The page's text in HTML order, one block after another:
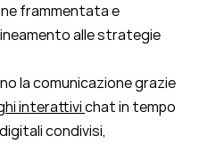
frammentata e
alle strategie
la comunicazione grazie
interattivichat in tempo
condivisi,